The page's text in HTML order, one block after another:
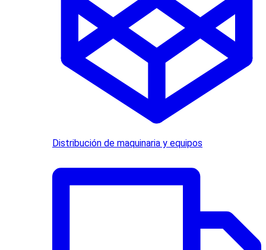
Distribución de maquinaria y equipos